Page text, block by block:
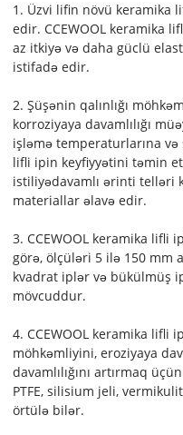
1. Üzvi lifin növü keramika
edir. CCEWOOL keramika
az itkiyə və daha güclü
istifadə edir.
2. Şüşənin qalınlığı
korroziyaya davamlılığı
işləmə temperaturlarına
lifli ipin keyfiyyətini təmin
istiliyədavamlı ərinti telləri
materiallar əlavə edir.
3. CCEWOOL keramika
görə, ölçüləri 5 ilə 150 ​​mm
kvadrat iplər və bükülmüş
mövcuddur.
4. CCEWOOL keramika lifli
möhkəmliyini, eroziyaya
davamlılığını artırmaq
PTFE, silisium jeli,
örtülə bilər.